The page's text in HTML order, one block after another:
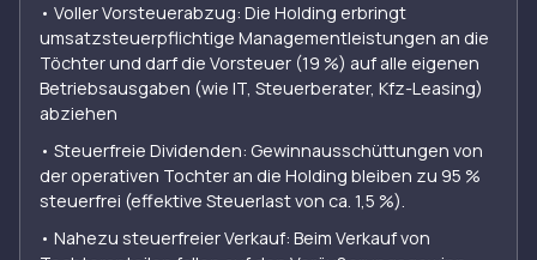
⁠•⁠ Voller Vorsteuerabzug: Die Holding erbringt
umsatzsteuerpflichtige Managementleistungen an die
Töchter und darf die Vorsteuer (19 %) auf alle eigenen
Betriebsausgaben (wie IT, Steuerberater, Kfz-Leasing)
abziehen
•⁠ ⁠Steuerfreie Dividenden: Gewinnausschüttungen von
der operativen Tochter an die Holding bleiben zu 95 %
steuerfrei (effektive Steuerlast von ca. 1,5 %).
•⁠ ⁠Nahezu steuerfreier Verkauf: Beim Verkauf von